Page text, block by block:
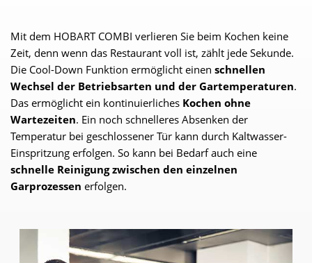
Mit dem HOBART COMBI verlieren Sie beim Kochen keine
Zeit, denn wenn das Restaurant voll ist, zählt jede Sekunde.
Die Cool-Down Funktion ermöglicht einen schnellen
Wechsel der Betriebsarten und der Gartemperaturen.
Das ermöglicht ein kontinuierliches Kochen ohne
Wartezeiten. Ein noch schnelleres Absenken der
Temperatur bei geschlossener Tür kann durch Kaltwasser-
Einspritzung erfolgen. So kann bei Bedarf auch eine
schnelle Reinigung zwischen den einzelnen
Garprozessen erfolgen.